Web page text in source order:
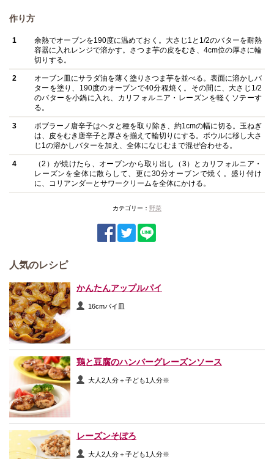
作り方
1
余熱でオーブンを190度に温めておく。大さじ1と1/2のバターを耐熱
容器に入れレンジで溶かす。さつま芋の皮をむき、4cm位の厚さに輪
切りする。
2
オーブン皿にサラダ油を薄く塗りさつま芋を並べる。表面に溶かしバ
ターを塗り、190度のオーブンで40分程焼く。その間に、大さじ1/2
のバターを小鍋に入れ、カリフォルニア・レーズンを軽くソテーす
る。
3
ポブラーノ唐辛子はヘタと種を取り除き、約1cmの幅に切る。玉ねぎ
は、皮をむき唐辛子と厚さを揃えて輪切りにする。ボウルに移し大さ
じ1の溶かしバターを加え、全体になじむまで混ぜ合わせる。
4
（2）が焼けたら、オーブンから取り出し（3）とカリフォルニア・
レーズンを全体に散らして、更に30分オーブンで焼く。盛り付け
に、コリアンダーとサワークリームを全体にかける。
カテゴリー： 野菜
人気のレシピ
かんたんアップルパイ
16cmパイ皿
鶏と豆腐のハンバーグレーズンソース
大人2人分＋子ども1人分※
レーズンそぼろ
大人2人分＋子ども1人分※